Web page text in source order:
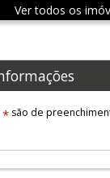
Ver todos os
* são de